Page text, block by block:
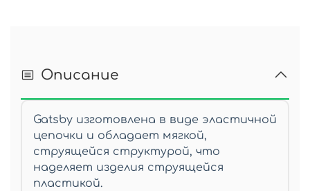
Описание
Gatsby изготовлена в виде эластичной
цепочки и обладает мягкой,
струящейся структурой, что
наделяет изделия струящейся
пластикой.